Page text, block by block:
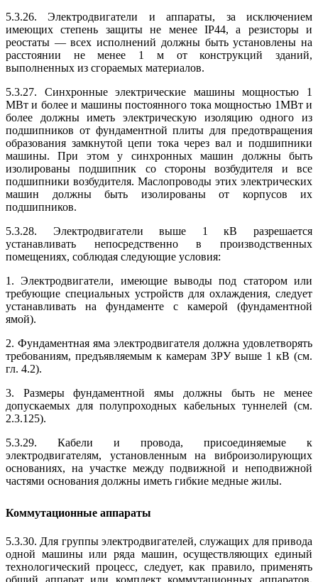
5.3.26. Электродвигатели и аппараты, за исключением
имеющих степень защиты не менее IP44, а резисторы и
реостаты — всех исполнений должны быть установлены на
расстоянии не менее 1 м от конструкций зданий,
выполненных из сгораемых материалов.
5.3.27. Синхронные электрические машины мощностью 1
МВт и более и машины постоянного тока мощностью 1МВт и
более должны иметь электрическую изоляцию одного из
подшипников от фундаментной плиты для предотвращения
образования замкнутой цепи тока через вал и подшипники
машины. При этом у синхронных машин должны быть
изолированы подшипник со стороны возбудителя и все
подшипники возбудителя. Маслопроводы этих электрических
машин должны быть изолированы от корпусов их
подшипников.
5.3.28. Электродвигатели выше 1 кВ разрешается
устанавливать непосредственно в производственных
помещениях, соблюдая следующие условия:
1. Электродвигатели, имеющие выводы под статором или
требующие специальных устройств для охлаждения, следует
устанавливать на фундаменте с камерой (фундаментной
ямой).
2. Фундаментная яма электродвигателя должна удовлетворять
требованиям, предъявляемым к камерам ЗРУ выше 1 кВ (см.
гл. 4.2).
3. Размеры фундаментной ямы должны быть не менее
допускаемых для полупроходных кабельных туннелей (см.
2.3.125).
5.3.29. Кабели и провода, присоединяемые к
электродвигателям, установленным на виброизолирующих
основаниях, на участке между подвижной и неподвижной
частями основания должны иметь гибкие медные жилы.
Коммутационные аппараты
5.3.30. Для группы электродвигателей, служащих для привода
одной машины или ряда машин, осуществляющих единый
технологический процесс, следует, как правило, применять
общий аппарат или комплект коммутационных аппаратов,